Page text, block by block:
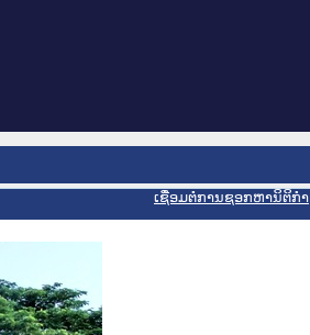
ເຊື່ອມຕໍ່ການຊອກຫານິຕິກຳ